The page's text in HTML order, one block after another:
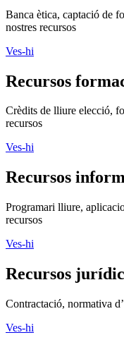
Banca ètica, captació de
nostres recursos
Ves-hi
Recursos
Crèdits de lliure elecció,
recursos
Ves-hi
Recursos
Programari lliure,
recursos
Ves-hi
Recursos
Contractació, normativa
Ves-hi